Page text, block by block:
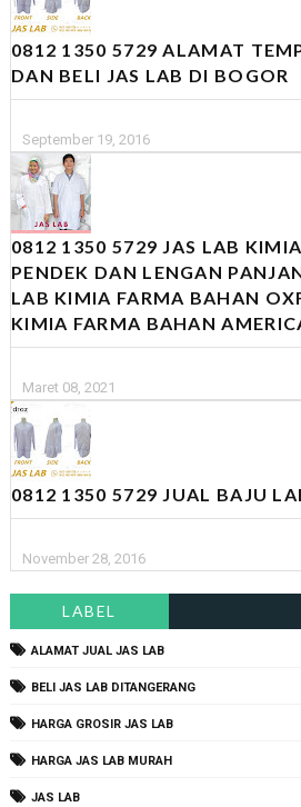
0812 1350 5729 ALAMAT
DAN BELI JAS LAB DI BOGOR
September 19, 2016
0812 1350 5729 JAS LAB
PENDEK DAN LENGAN
LAB KIMIA FARMA BAHAN
KIMIA FARMA BAHAN
Maret 08, 2021
0812 1350 5729 JUAL BAJU
November 28, 2016
LABEL
ALAMAT JUAL JAS LAB
BELI JAS LAB DITANGERANG
HARGA GROSIR JAS LAB
HARGA JAS LAB MURAH
JAS LAB